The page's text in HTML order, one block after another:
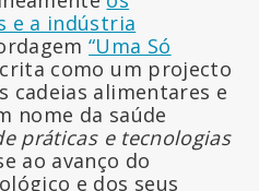
e a indústria
“Uma Só
como um projecto
cadeias alimentares e
nome da saúde
práticas e tecnologias
ao avanço do
e dos seus